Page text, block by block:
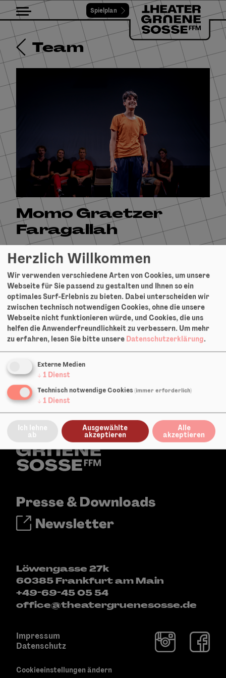
Toggle navigationSpielplan
Impressum
Datenschutz
Team
Momo Graetzer
Faragallah
Spiel
Vielleicht ist es möglich., 2024
Presse & Downloads
Newsletter
Löwengasse 27k
60385 Frankfurt am Main
+49-69-45 05 54
office@theatergruenesosse.de
Impressum
Datenschutz
Cookieeinstellungen ändern
Herzlich Willkommen
Wir verwenden verschiedene Arten von Cookies, um unsere
Webseite für Sie passend zu gestalten und Ihnen so ein
optimales Surf-Erlebnis zu bieten. Dabei unterscheiden wir
zwischen technisch notwendigen Cookies, ohne die unsere
Webseite nicht funktionieren würde, und Cookies, die uns
helfen die Anwenderfreundlichkeit zu verbessern. Um mehr
zu erfahren, lesen Sie bitte unsere Datenschutzerklärung.
Externe Medien
↓ 1 Dienst
Technisch notwendige Cookies (immer erforderlich)
↓ 1 Dienst
Ich lehne
ab
Ausgewählte
akzeptieren
Alle
akzeptieren